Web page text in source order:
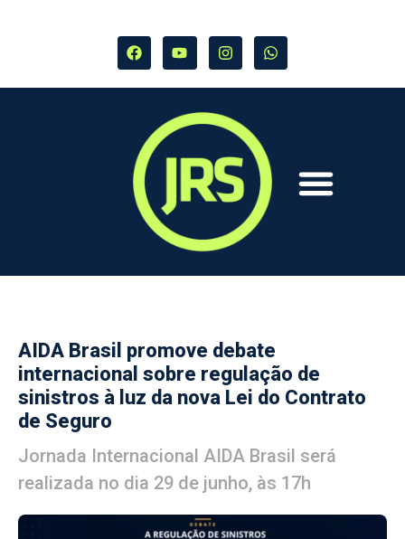
AIDA Brasil promove debate
internacional sobre regulação de
sinistros à luz da nova Lei do Contrato
de Seguro
Jornada Internacional AIDA Brasil será
realizada no dia 29 de junho, às 17h